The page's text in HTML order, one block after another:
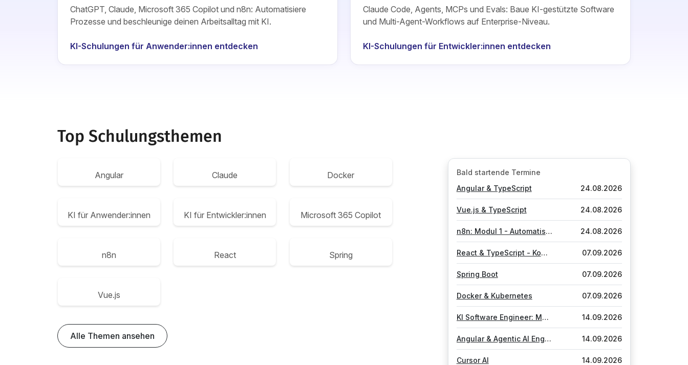
ChatGPT, Claude, Microsoft 365 Copilot und n8n: Automatisiere
Prozesse und beschleunige deinen Arbeitsalltag mit KI.
KI-Schulungen für Anwender:innen entdecken
Claude Code, Agents, MCPs und Evals: Baue KI-gestützte Software
und Multi-Agent-Workflows auf Enterprise-Niveau.
KI-Schulungen für Entwickler:innen entdecken
Top Schulungsthemen
Angular Claude Docker
KI für Anwender:innen KI für Entwickler:innen Microsoft 365 Copilot
n8n React Spring
Vue.js
Alle Themen ansehen
Bald startende Termine
Angular & TypeScript
24.08.2026
Vue.js & TypeScript 24.08.2026
n8n: Modul 1 - Automatisierung mit KI-Agenten 24.08.2026
React & TypeScript - Komponenten, Reaktivität & Schnittstellen 07.09.2026
Spring Boot 07.09.2026
Docker & Kubernetes 07.09.2026
KI Software Engineer: Modul 1 - Language Models, Agents, Workflows 14.09.2026
Angular & Agentic AI Engineering 14.09.2026
Cursor AI 14.09.2026